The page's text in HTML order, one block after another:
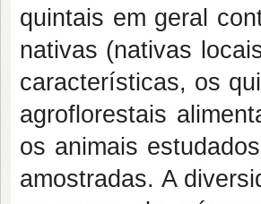
quintais em geral
nativas (nativas
características, os
agroflorestais
os animais
amostradas. A